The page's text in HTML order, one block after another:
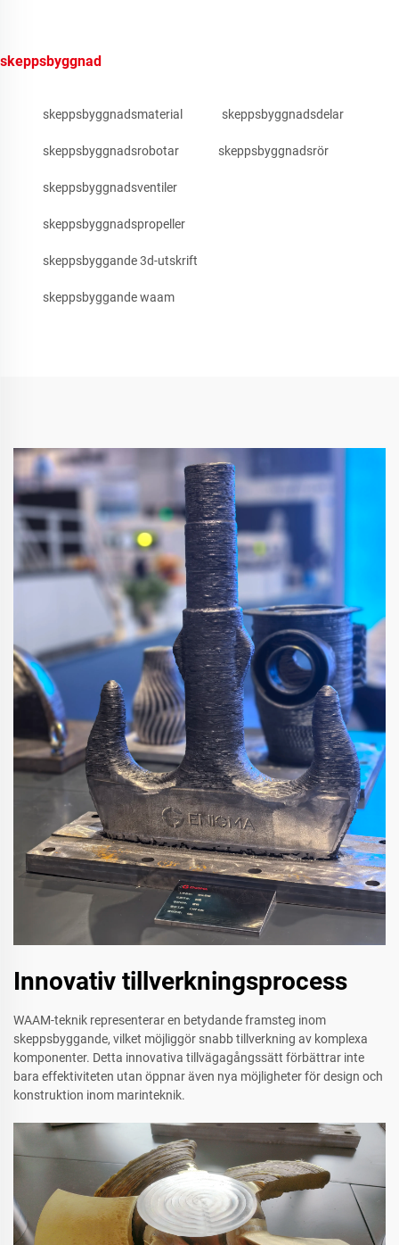
skeppsbyggnad
skeppsbyggnadsmaterial skeppsbyggnadsdelar
skeppsbyggnadsrobotar skeppsbyggnadsrör
skeppsbyggnadsventiler
skeppsbyggnadspropeller
skeppsbyggande 3d-utskrift
skeppsbyggande waam
Innovativ tillverkningsprocess
WAAM-teknik representerar en betydande framsteg inom
skeppsbyggande, vilket möjliggör snabb tillverkning av komplexa
komponenter. Detta innovativa tillvägagångssätt förbättrar inte
bara effektiviteten utan öppnar även nya möjligheter för design och
konstruktion inom marinteknik.